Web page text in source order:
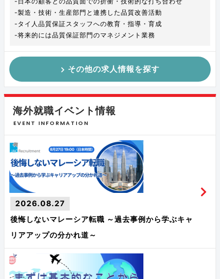
‐製造・技術・生産部門と連携した品質改善活動
‐タイ人品質保証スタッフへの教育・指導・育成
‐将来的には品質保証部門のマネジメント業務
その他の求人情報を探す
海外就職イベント情報
EVENT INFORMATION
2026.08.27
後悔しないマレーシア転職 ～過去事例から学ぶキャ
リアアップの分かれ道～